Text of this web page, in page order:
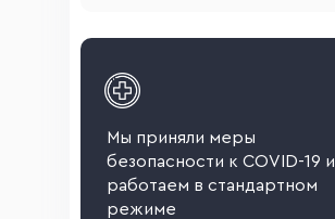
Мы приняли меры
безопасности к COVID-19 и
работаем в стандартном
режиме